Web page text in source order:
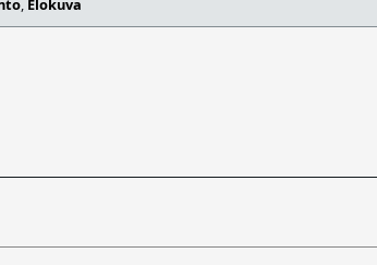
, Elokuva